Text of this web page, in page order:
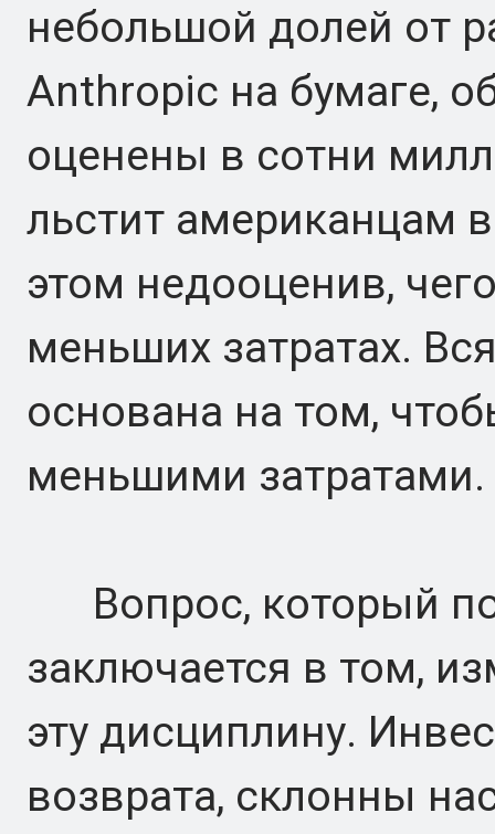
небольшой долей от
Anthropic на бумаге,
оценены в сотни
льстит американцам
этом недооценив,
меньших затратах.
основана на том,
меньшими затратами.
Вопрос, который
заключается в том,
эту дисциплину.
возврата, склонны